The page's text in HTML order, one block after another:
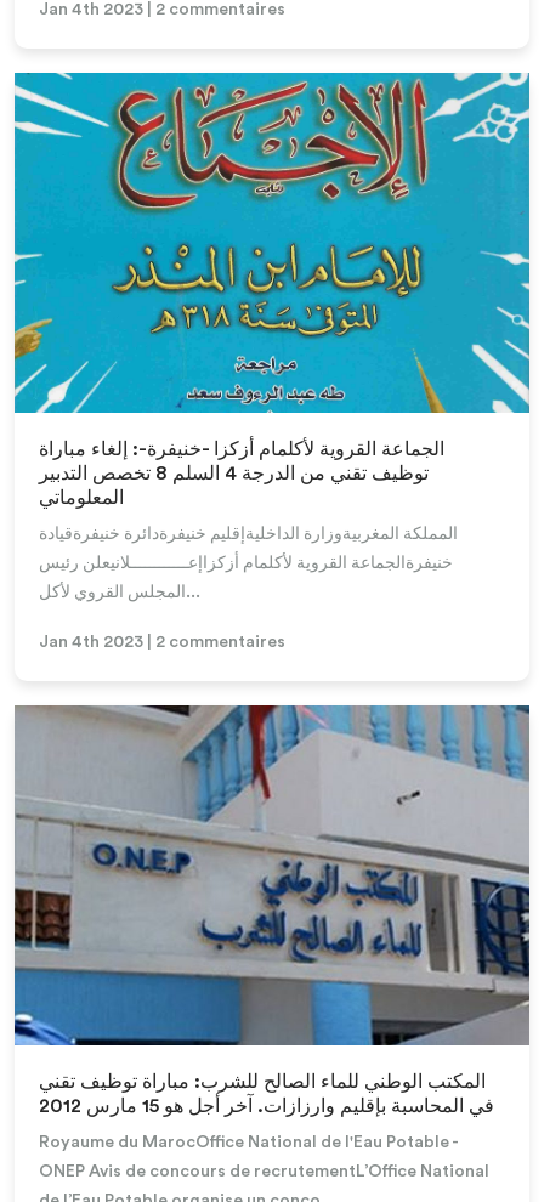
Jan 4th 2023 | 2 commentaires
Lire la suite
الجماعة القروية لأكلمام أزكزا -خنيفرة-: إلغاء مباراة
توظيف تقني من الدرجة 4 السلم 8 تخصص التدبير
المعلوماتي
المملكة المغربيةوزارة الداخليةإقليم خنيفرةدائرة خنيفرةقيادة
خنيفرةالجماعة القروية لأكلمام أزكزاإعــــــــــــلانيعلن رئيس
المجلس القروي لأكل...
Jan 4th 2023 | 2 commentaires
Lire la suite
المكتب الوطني للماء الصالح للشرب: مباراة توظيف تقني
في المحاسبة بإقليم وارزازات. آخر أجل هو 15 مارس 2012
Royaume du MarocOffice National de l'Eau Potable -
ONEP Avis de concours de recrutementL’Office National